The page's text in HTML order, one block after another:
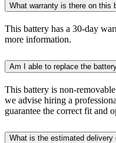
What warranty is there on this
This battery has a 30-day
more information.
Am I able to replace the
This battery is non-
we advise hiring a
guarantee the correct fit and
What is the estimated delivery